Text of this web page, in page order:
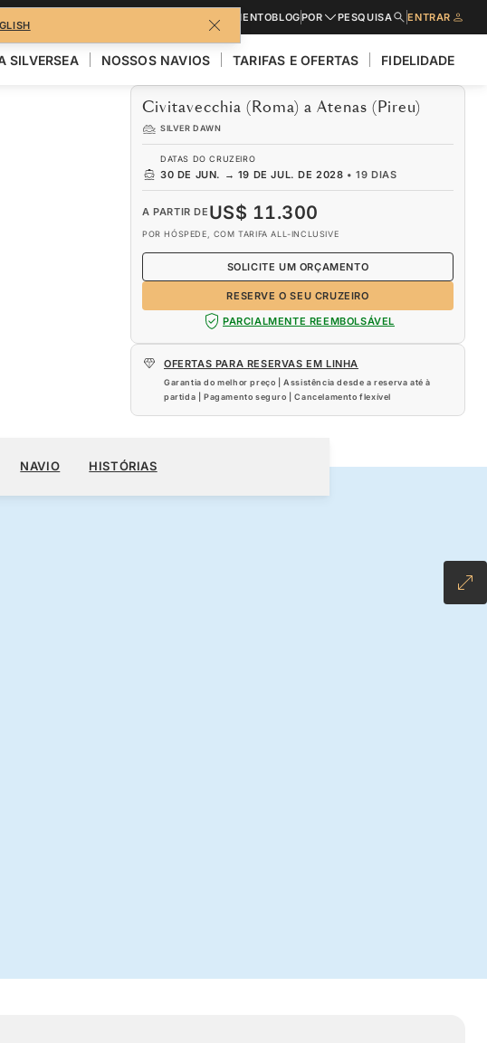
PEDIR UM ORÇAMENTOBLOGPOR PESQUISA ENTRAR
SILVERSEA NOSSOS NAVIOS TARIFAS E OFERTAS FIDELIDADE
Civitavecchia (Roma) a Atenas (Pireu)
SILVER DAWN
DATAS DO CRUZEIRO
30 DE JUN. → 19 DE JUL. DE 2028 •19 DIAS
A PARTIR DE US$ 11.300
POR HÓSPEDE, COM TARIFA ALL-INCLUSIVE
RESERVE O SEU CRUZEIRO
SOLICITE UM ORÇAMENTO
PARCIALMENTE REEMBOLSÁVEL
OFERTAS PARA RESERVAS EM LINHA
Garantia do melhor preço | Assistência desde a reserva até à
partida | Pagamento seguro | Cancelamento flexível
TARIFA ALL-INCLUSIVE
RESERVE O SEU CRUZEIRO
NAVIO HISTÓRIAS